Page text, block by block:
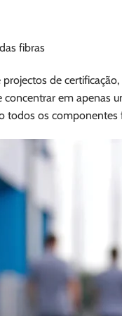
fibras
de
concentrar em
todos os